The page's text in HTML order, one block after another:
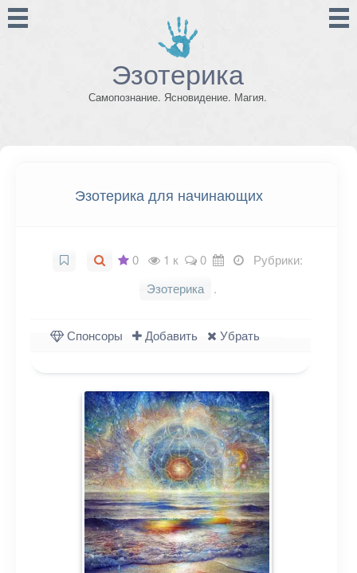
Эзотерика
Самопознание. Ясновидение. Магия.
Эзотерика для начинающих
0 1 к 0
Рубрики:
Эзотерика
.
Спонсоры Добавить Убрать